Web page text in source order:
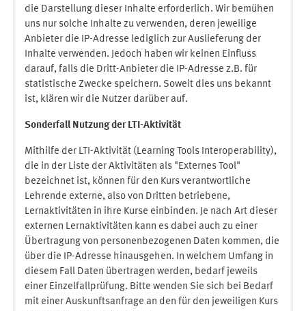
die Darstellung dieser Inhalte erforderlich. Wir bemühen
uns nur solche Inhalte zu verwenden, deren jeweilige
Anbieter die IP-Adresse lediglich zur Auslieferung der
Inhalte verwenden. Jedoch haben wir keinen Einfluss
darauf, falls die Dritt-Anbieter die IP-Adresse z.B. für
statistische Zwecke speichern. Soweit dies uns bekannt
ist, klären wir die Nutzer darüber auf.
Sonderfall Nutzung der LTI-Aktivität
Mithilfe der LTI-Aktivität (Learning Tools Interoperability),
die in der Liste der Aktivitäten als "Externes Tool"
bezeichnet ist, können für den Kurs verantwortliche
Lehrende externe, also von Dritten betriebene,
Lernaktivitäten in ihre Kurse einbinden. Je nach Art dieser
externen Lernaktivitäten kann es dabei auch zu einer
Übertragung von personenbezogenen Daten kommen, die
über die IP-Adresse hinausgehen. In welchem Umfang in
diesem Fall Daten übertragen werden, bedarf jeweils
einer Einzelfallprüfung. Bitte wenden Sie sich bei Bedarf
mit einer Auskunftsanfrage an den für den jeweiligen Kurs